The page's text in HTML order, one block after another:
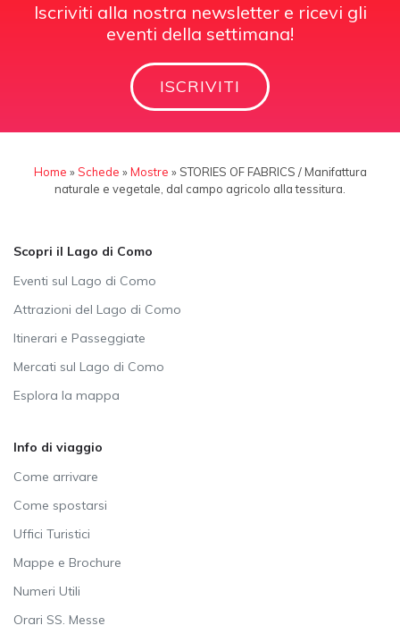
Iscriviti alla nostra newsletter e ricevi gli
eventi della settimana!
ISCRIVITI
Home »Schede »Mostre » STORIES OF FABRICS / Manifattura
naturale e vegetale, dal campo agricolo alla tessitura.
Scopri il Lago di Como
Eventi sul Lago di Como
Attrazioni del Lago di Como
Itinerari e Passeggiate
Mercati sul Lago di Como
Esplora la mappa
Info di viaggio
Come arrivare
Come spostarsi
Uffici Turistici
Mappe e Brochure
Numeri Utili
Orari SS. Messe